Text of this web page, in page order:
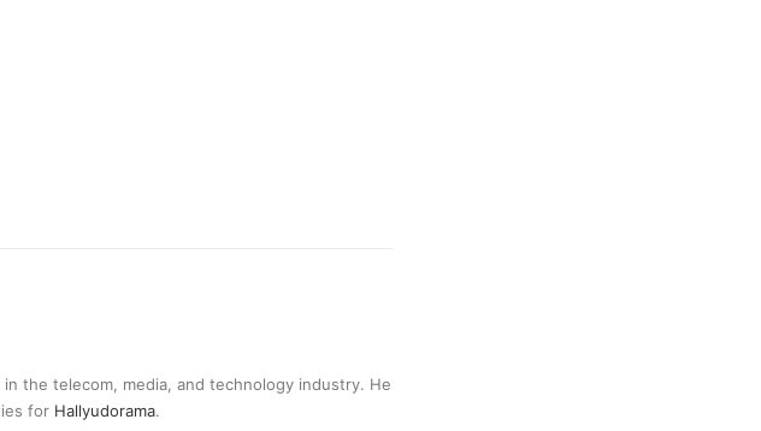
the telecom, media, and technology industry. He
for Hallyudorama.